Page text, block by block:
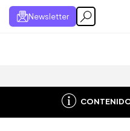
Newsletter